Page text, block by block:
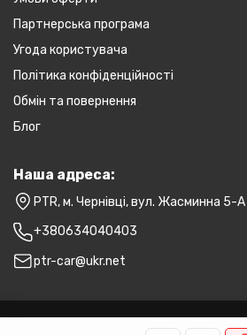
Партнерська програма
Угода користувача
Політика конфіденційності
Обмін та повернення
Блог
Наша адреса:
PTR, м. Чернівці, вул. Жасминна 5-А
+380634040403
ptr-car@ukr.net